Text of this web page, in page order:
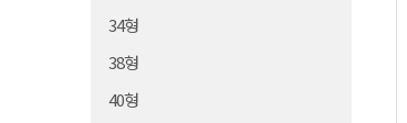
34형
38형
40형